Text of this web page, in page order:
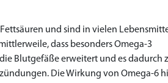
und sind in vielen
dass besonders Omega-3
Blutgefäße erweitert und es dadurch
Die Wirkung von Omega-6